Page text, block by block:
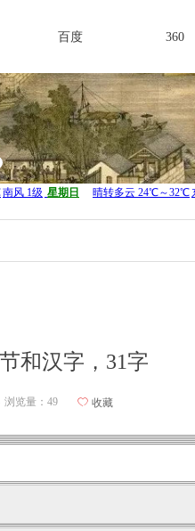
百度 360
和汉字，31字
浏览量： 49 ꄀ 收藏